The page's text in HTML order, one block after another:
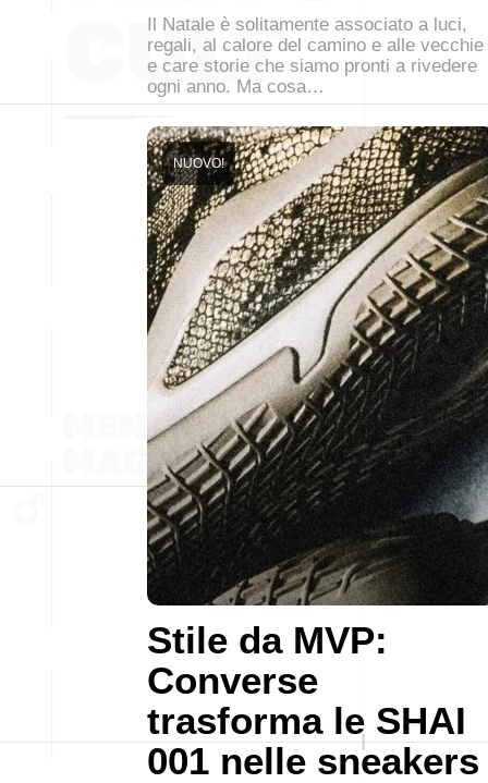
Il Natale è solitamente associato a luci,
regali, al calore del camino e alle vecchie
e care storie che siamo pronti a rivedere
ogni anno. Ma cosa…
Stile da MVP:
Converse
trasforma le SHAI
001 nelle sneakers
NUOVO!